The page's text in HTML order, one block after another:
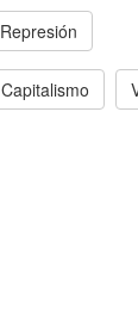
Represión
Capitalismo